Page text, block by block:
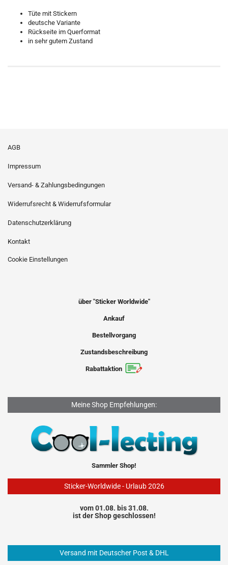
Tüte mit Stickern
deutsche Variante
Rückseite im Querformat
in sehr gutem Zustand
AGB
Impressum
Versand- & Zahlungsbedingungen
Widerrufsrecht & Widerrufsformular
Datenschutzerklärung
Kontakt
Cookie Einstellungen
über "Sticker Worldwide"
Ankauf
Bestellvorgang
Zustandsbeschreibung
Rabattaktion
Meine Shop Empfehlungen:
Sammler Shop!
Sticker-Worldwide - Urlaub 2026
vom 01.08. bis 31.08.
ist der Shop geschlossen!
Versand mit Deutscher Post & DHL